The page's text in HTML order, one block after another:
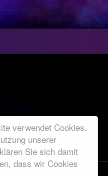
verwendet Cookies.
unserer
Sie sich damit
dass wir Cookies